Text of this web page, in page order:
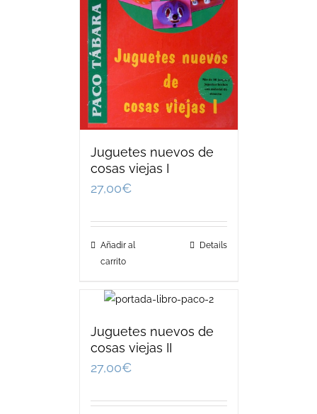
Juguetes nuevos de
cosas viejas I
27,00€
Añadir al
carrito
Details
Juguetes nuevos de
cosas viejas II
27,00€